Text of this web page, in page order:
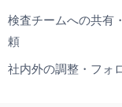
検査チームへの共有
頼
社内外の調整・フォ